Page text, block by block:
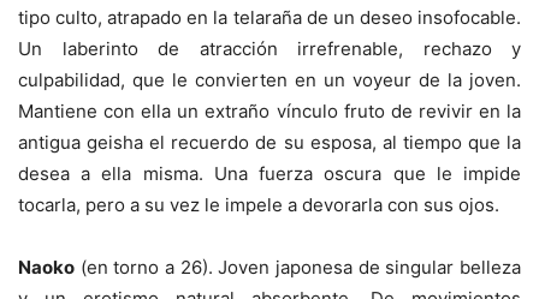
tipo culto, atrapado en la telaraña de un deseo insofocable.
Un laberinto de atracción irrefrenable, rechazo y
culpabilidad, que le convierten en un voyeur de la joven.
Mantiene con ella un extraño vínculo fruto de revivir en la
antigua geisha el recuerdo de su esposa, al tiempo que la
desea a ella misma. Una fuerza oscura que le impide
tocarla, pero a su vez le impele a devorarla con sus ojos.
Naoko (en torno a 26). Joven japonesa de singular belleza